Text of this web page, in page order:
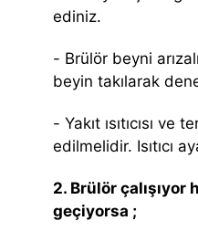
ediniz.
- Brülör beyni
beyin takılarak
- Yakıt ısıtıcısı ve
edilmelidir. Isıtıcı
2. Brülör çalışıyor
geçiyorsa ;